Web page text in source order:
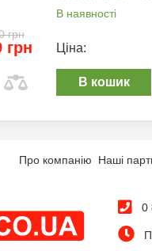
грн
грн
В наявності
Ціна:
В кошик
Про компанію Наші
0